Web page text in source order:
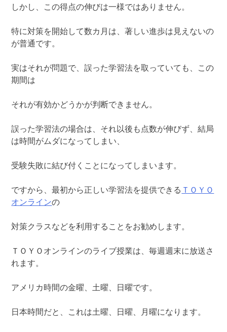
しかし、この得点の伸びは一様ではありません。
特に対策を開始して数カ月は、著しい進歩は見えないの
が普通です。
実はそれが問題で、誤った学習法を取っていても、この
期間は
それが有効かどうかが判断できません。
誤った学習法の場合は、それ以後も点数が伸びず、結局
は時間がムダになってしまい、
受験失敗に結び付くことになってしまいます。
ですから、最初から正しい学習法を提供できる ＴＯＹＯ
オンラインの
対策クラスなどを利用することをお勧めします。
ＴＯＹＯオンラインのライブ授業は、毎週週末に放送さ
れます。
アメリカ時間の金曜、土曜、日曜です。
日本時間だと、これは土曜、日曜、月曜になります。